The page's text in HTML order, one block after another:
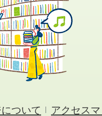
ついて アクセス